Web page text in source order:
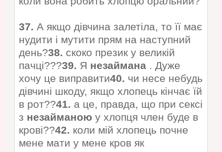
37. А якщо дівчина залетіла, то її має
нудити і мутити прям на наступний
день?38. скоко презик у великій
пачці???39. Я незаймана. Дуже
хочу це виправити40. чи несе небудь
дівчині шкоду, якщо хлопець кінчає їй
в рот??41. а це, правда, що при сексі
з незайманою у хлопця член буде в
крові??42. коли мій хлопець почне
мене мати у мене кров як